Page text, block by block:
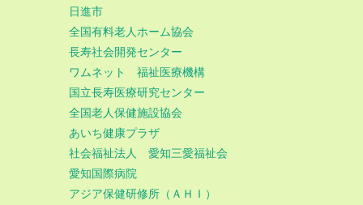
日進市
全国有料老人ホーム協会
長寿社会開発センター
ワムネット 福祉医療機構
国立長寿医療研究センター
全国老人保健施設協会
あいち健康プラザ
社会福祉法人 愛知三愛福祉会
愛知国際病院
アジア保健研修所（ＡＨＩ）